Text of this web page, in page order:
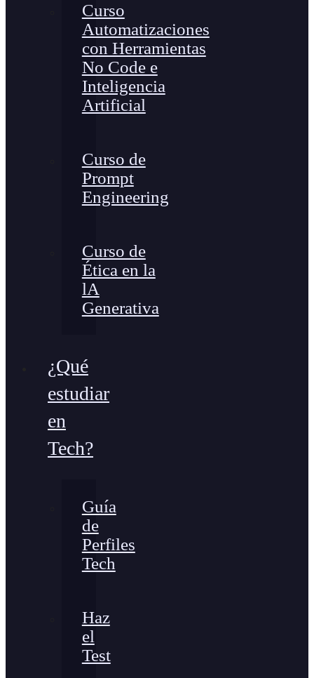
Curso
Automatizaciones
con Herramientas
No Code e
Inteligencia
Artificial
Curso de
Prompt
Engineering
Curso de
Ética en la
lA
Generativa
¿Qué
estudiar
en
Tech?
Guía
de
Perfiles
Tech
Haz
el
Test